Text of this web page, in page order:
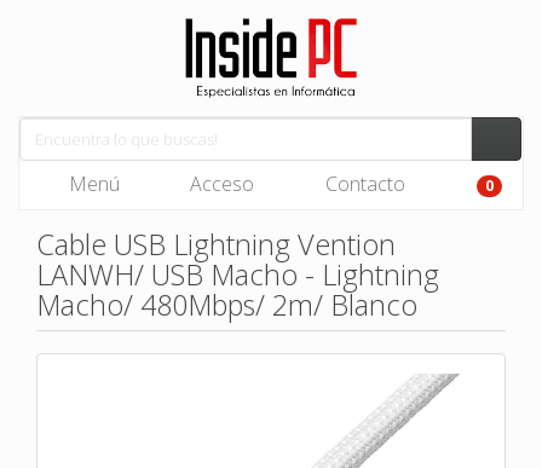
Menú Acceso Contacto 0
Cable USB Lightning Vention
LANWH/ USB Macho - Lightning
Macho/ 480Mbps/ 2m/ Blanco